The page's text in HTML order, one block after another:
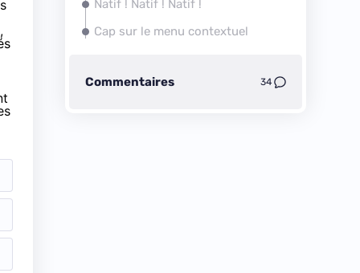
Natif ! Natif ! Natif !
Cap sur le menu contextuel
Commentaires 34